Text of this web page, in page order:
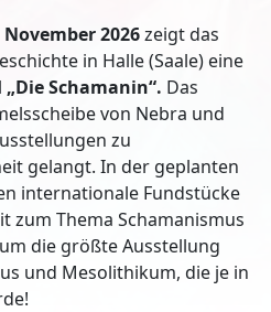
2026zeigt das
in Halle (Saale) eine
„Die Schamanin“. Das
von Nebra und
zu
gelangt. In der geplanten
internationale Fundstücke
zum Thema Schamanismus
die größte Ausstellung
und Mesolithikum, die je in